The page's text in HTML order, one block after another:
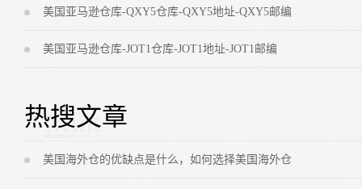
美国亚马逊仓库-QXY5仓库-QXY5地址-QXY5邮编
美国亚马逊仓库-JOT1仓库-JOT1地址-JOT1邮编
热搜文章
美国海外仓的优缺点是什么，如何选择美国海外仓